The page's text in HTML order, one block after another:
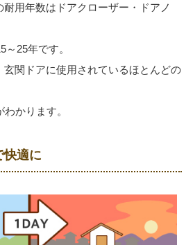
用年数はドアクローザー・ドアノ
25年です。
関ドアに使用されているほとんどの
かります。
適に